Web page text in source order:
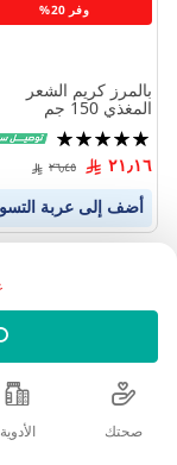
وفر 20%
بالمرز كريم الشعر
المغذي 150 جم
تقييم:
100%
٢١٫١٦ ٢٦٫٤٥
أضف إلى عربة
صحتك الأدوية